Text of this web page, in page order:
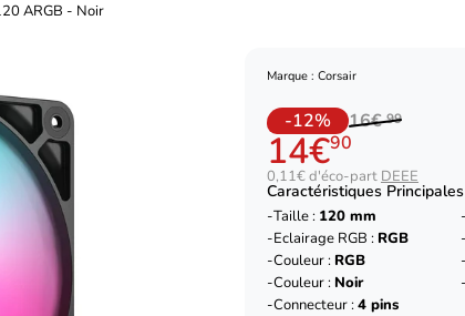
ARGB - Noir
Marque : Corsair
-12% 16€ 99
14€90
0,11€ d'éco-part DEEE
Caractéristiques Principales
Taille : 120 mm
Eclairage RGB : RGB
Couleur : RGB
Couleur : Noir
Connecteur :4 pins